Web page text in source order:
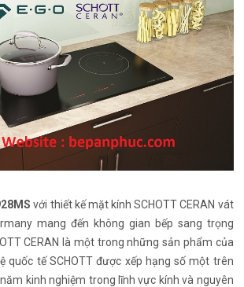
với thiết kế mặt kính SCHOTT CERAN vát
mang đến không gian bếp sang trọng
CERAN là một trong những sản phẩm của
quốc tế SCHOTT được xếp hạng số một trên
kinh nghiệm trong lĩnh vực kính và nguyên